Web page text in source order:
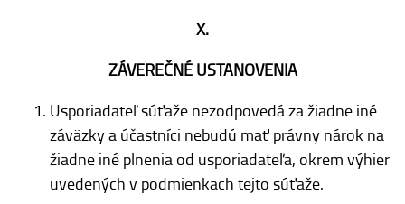
X.
ZÁVEREČNÉ USTANOVENIA
Usporiadateľ súťaže nezodpovedá za žiadne iné
záväzky a účastníci nebudú mať právny nárok na
žiadne iné plnenia od usporiadateľa, okrem výhier
uvedených v podmienkach tejto súťaže.